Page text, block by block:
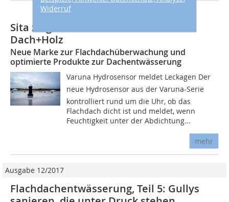
Widerruf
Sita zeigte Neuheiten auf der Messe
Dach+Holz
Neue Marke zur Flachdachüberwachung und
optimierte Produkte zur Dachentwässerung
Varuna Hydrosensor meldet Leckagen Der
neue Hydrosensor aus der Varuna-Serie
kontrolliert rund um die Uhr, ob das
Flachdach dicht ist und meldet, wenn
Feuchtigkeit unter der Abdichtung...
mehr
Ausgabe 12/2017
Flachdachentwässerung, Teil 5: Gullys